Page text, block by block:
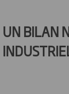
UN BILAN